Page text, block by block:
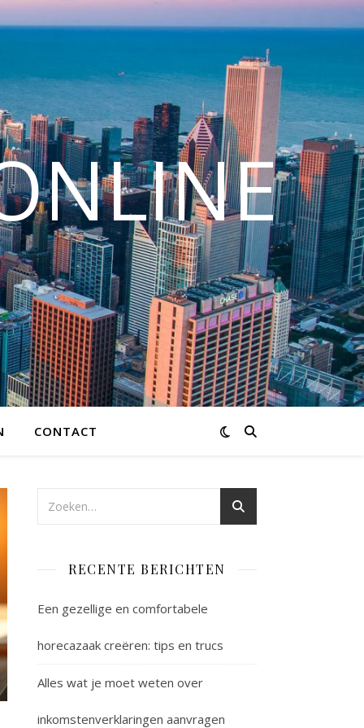
CONTACT
RECENTE BERICHTEN
Een gezellige en comfortabele
horecazaak creëren: tips en trucs
Alles wat je moet weten over
inkomstenverklaringen aanvragen